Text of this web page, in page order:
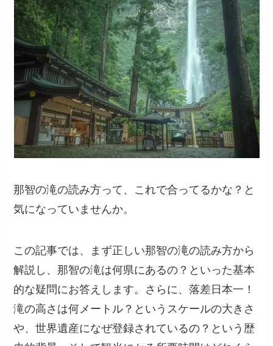
那智の滝の読み方って、これで合ってるかな？と
気になっていませんか。
この記事では、まず正しい那智の滝の読み方から
解説し、那智の滝は何県にあるの？といった基本
的な疑問にお答えします。さらに、落差日本一！
滝の高さは何メートル？というスケールの大きさ
や、世界遺産になぜ登録されているの？という歴